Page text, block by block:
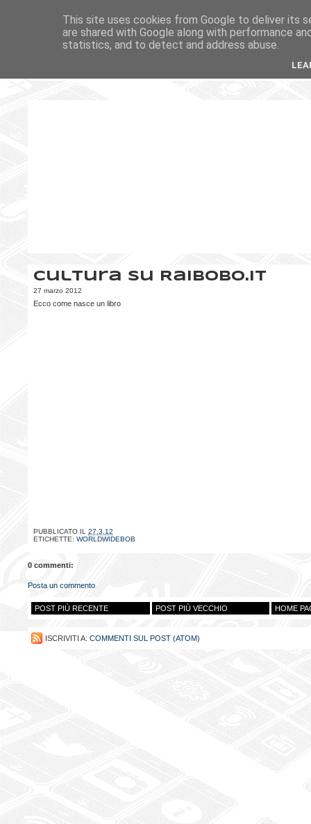
Cultura su RaiBobo.it
27 marzo 2012
Ecco come nasce un libro
PUBBLICATO IL 27.3.12
ETICHETTE: WORLDWIDEBOB
0 commenti:
Posta un commento
POST PIÙ RECENTE POST PIÙ VECCHIO HOME
ISCRIVITI A: COMMENTI SUL POST (ATOM)
This site uses cookies from Google to deliver its
are shared with Google along with performance
statistics, and to detect and address abuse.